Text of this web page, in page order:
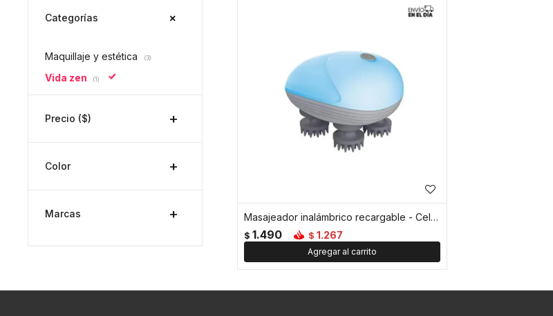
Masajeador inalámbrico recargable - Celeste
$ 1.490 $ 1.267
Categorías
Maquillaje y estética (3)
Vida zen (1)
Precio ($)
Color
Marcas